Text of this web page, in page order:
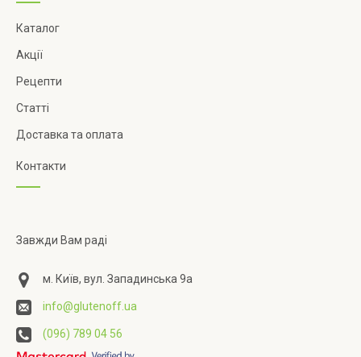
Каталог
Акції
Рецепти
Статті
Доставка та оплата
Контакти
Завжди Вам раді
м. Київ, вул. Западинська 9а
info@glutenoff.ua
(096) 789 04 56